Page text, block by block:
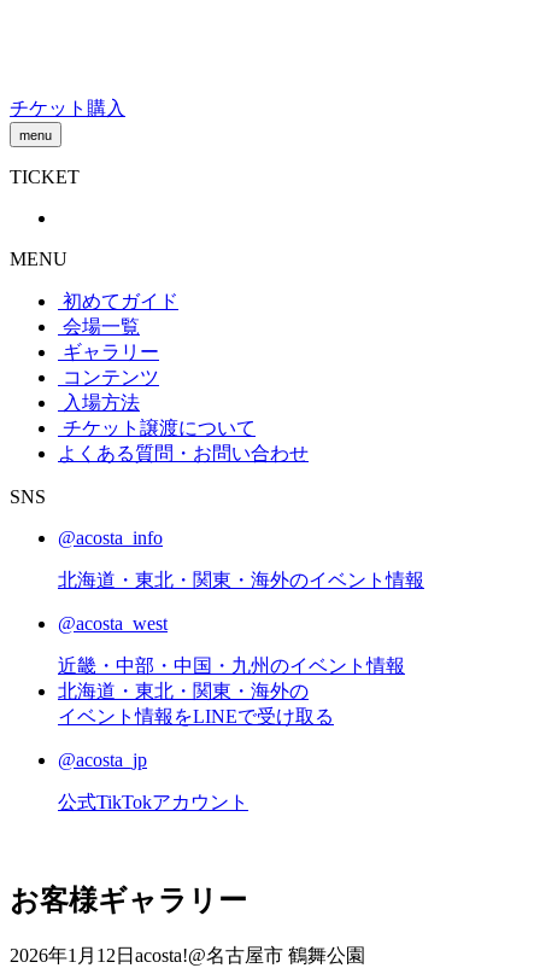
チケット購入
menu
TICKET
MENU
初めてガイド
会場一覧
ギャラリー
コンテンツ
入場方法
チケット譲渡について
よくある質問・お問い合わせ
SNS
@acosta_info
北海道・東北・関東・海外のイベント情報
@acosta_west
近畿・中部・中国・九州のイベント情報
北海道・東北・関東・海外の
イベント情報をLINEで受け取る
@acosta_jp
公式TikTokアカウント
お客様ギャラリー
2026年1月12日acosta!@名古屋市 鶴舞公園